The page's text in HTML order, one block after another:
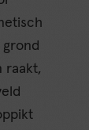
raakt,